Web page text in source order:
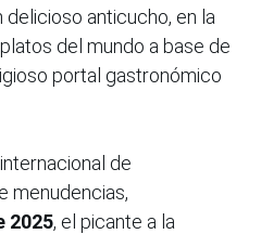
delicioso anticucho, en la
del mundo a base de
portal gastronómico
de
menudencias,
2025, el picante a la